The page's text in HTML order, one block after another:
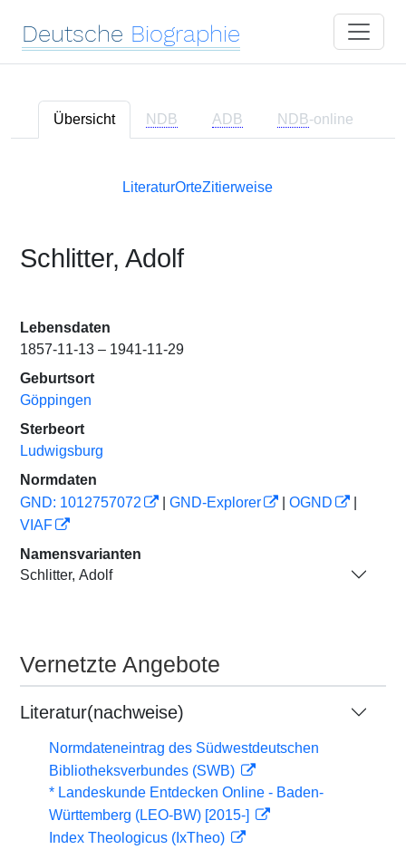
Deutsche Biographie
Übersicht NDB ADB NDB-online
LiteraturOrteZitierweise
Schlitter, Adolf
Lebensdaten
1857-11-13 – 1941-11-29
Geburtsort
Göppingen
Sterbeort
Ludwigsburg
Normdaten
GND: 1012757072
GND-Explorer OGND
VIAF
Namensvarianten
Schlitter, Adolf
Vernetzte Angebote
Literatur(nachweise)
Normdateneintrag des Südwestdeutschen
Bibliotheksverbundes (SWB)
* Landeskunde Entdecken Online - Baden-
Württemberg (LEO-BW) [2015-]
Index Theologicus (IxTheo)